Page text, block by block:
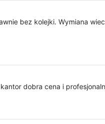
bez kolejki. Wymiana
dobra cena i